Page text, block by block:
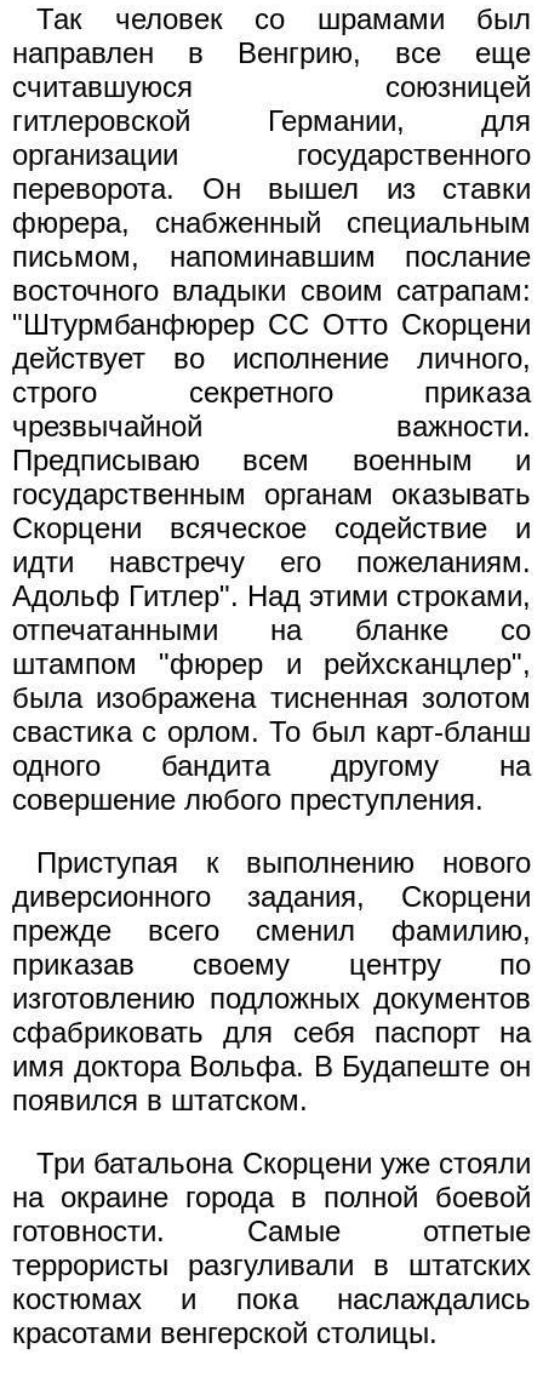
Так человек со шрамами был
направлен в Венгрию, все еще
считавшуюся союзницей
гитлеровской Германии, для
организации государственного
переворота. Он вышел из ставки
фюрера, снабженный специальным
письмом, напоминавшим послание
восточного владыки своим сатрапам:
"Штурмбанфюрер СС Отто Скорцени
действует во исполнение личного,
строго секретного приказа
чрезвычайной важности.
Предписываю всем военным и
государственным органам оказывать
Скорцени всяческое содействие и
идти навстречу его пожеланиям.
Адольф Гитлер". Над этими строками,
отпечатанными на бланке со
штампом "фюрер и рейхсканцлер",
была изображена тисненная золотом
свастика с орлом. То был карт-бланш
одного бандита другому на
совершение любого преступления.
Приступая к выполнению нового
диверсионного задания, Скорцени
прежде всего сменил фамилию,
приказав своему центру по
изготовлению подложных документов
сфабриковать для себя паспорт на
имя доктора Вольфа. В Будапеште он
появился в штатском.
Три батальона Скорцени уже стояли
на окраине города в полной боевой
готовности. Самые отпетые
террористы разгуливали в штатских
костюмах и пока наслаждались
красотами венгерской столицы.